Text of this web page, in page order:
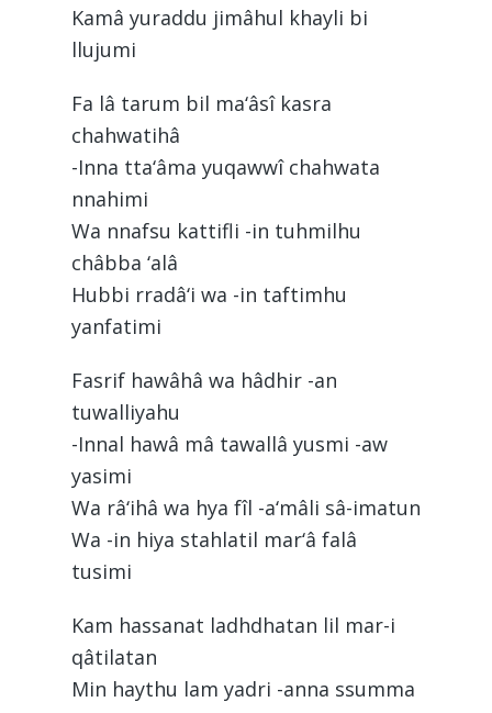
Kamâ yuraddu jimâhul khayli bi
llujumi
Fa lâ tarum bil ma‘âsî kasra
chahwatihâ
-Inna tta‘âma yuqawwî chahwata
nnahimi
Wa nnafsu kattifli -in tuhmilhu
châbba ‘alâ
Hubbi rradâ‘i wa -in taftimhu
yanfatimi
Fasrif hawâhâ wa hâdhir -an
tuwalliyahu
-Innal hawâ mâ tawallâ yusmi -aw
yasimi
Wa râ‘ihâ wa hya fîl -a‘mâli sâ-imatun
Wa -in hiya stahlatil mar‘â falâ
tusimi
Kam hassanat ladhdhatan lil mar-i
qâtilatan
Min haythu lam yadri -anna ssumma